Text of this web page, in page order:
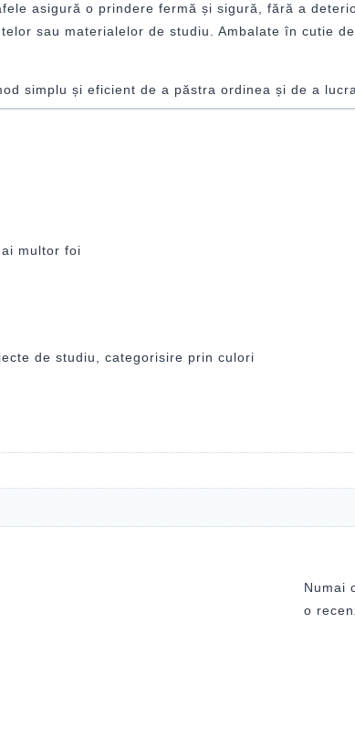
asigură o prindere fermă și sigură, fără a
sau materialelor de studiu. Ambalate în cutie
simplu și eficient de a păstra ordinea și de a
multor foi
de studiu, categorisire prin culori
Numai
o